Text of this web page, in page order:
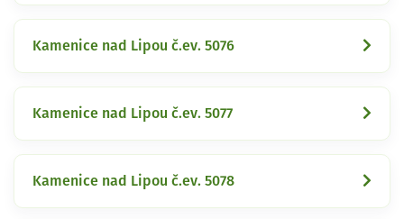
Kamenice nad Lipou č.ev. 5076
Kamenice nad Lipou č.ev. 5077
Kamenice nad Lipou č.ev. 5078